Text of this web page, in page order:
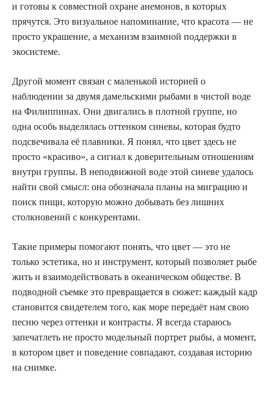
и готовы к совместной охране анемонов, в которых
прячутся. Это визуальное напоминание, что красота — не
просто украшение, а механизм взаимной поддержки в
экосистеме.
Другой момент связан с маленькой историей о
наблюдении за двумя дамельскими рыбами в чистой воде
на Филиппинах. Они двигались в плотной группе, но
одна особь выделялась оттенком синевы, которая будто
подсвечивала её плавники. Я понял, что цвет здесь не
просто «красиво», а сигнал к доверительным отношениям
внутри группы. В неподвижной воде этой синеве удалось
найти свой смысл: она обозначала планы на миграцию и
поиск пищи, которую можно добывать без лишних
столкновений с конкурентами.
Такие примеры помогают понять, что цвет — это не
только эстетика, но и инструмент, который позволяет рыбе
жить и взаимодействовать в океаническом обществе. В
подводной съемке это превращается в сюжет: каждый кадр
становится свидетелем того, как море передаёт нам свою
песню через оттенки и контрасты. Я всегда стараюсь
запечатлеть не просто модельный портрет рыбы, а момент,
в котором цвет и поведение совпадают, создавая историю
на снимке.